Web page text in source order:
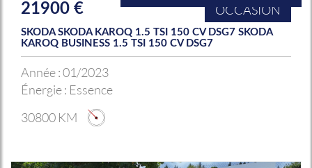
21900 € OCCASION
SKODA SKODA KAROQ 1.5 TSI 150 CV DSG7 SKODA
KAROQ BUSINESS 1.5 TSI 150 CV DSG7
Année :01/2023
Énergie : Essence
30800 KM